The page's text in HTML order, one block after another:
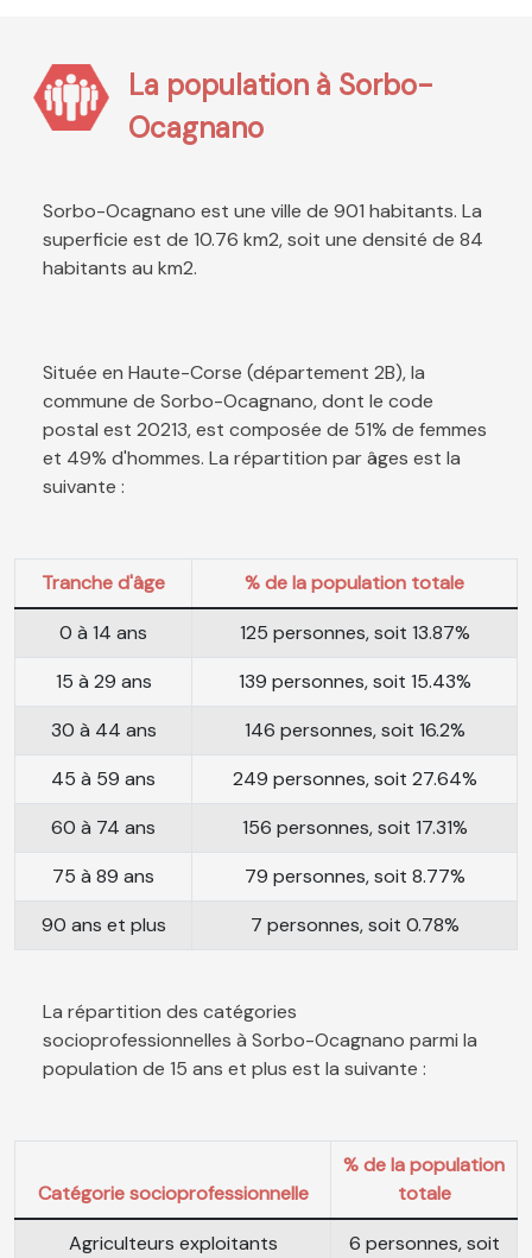
La population à Sorbo-
Ocagnano
Sorbo-Ocagnano est une ville de 901 habitants. La
superficie est de 10.76 km2, soit une densité de 84
habitants au km2.
Située en Haute-Corse (département 2B), la
commune de Sorbo-Ocagnano, dont le code
postal est 20213, est composée de 51% de femmes
et 49% d'hommes. La répartition par âges est la
suivante :
Tranche d'âge
% de la population totale
0 à 14 ans
125 personnes, soit 13.87%
15 à 29 ans
139 personnes, soit 15.43%
30 à 44 ans
146 personnes, soit 16.2%
45 à 59 ans
249 personnes, soit 27.64%
60 à 74 ans
156 personnes, soit 17.31%
75 à 89 ans
79 personnes, soit 8.77%
90 ans et plus
7 personnes, soit 0.78%
La répartition des catégories
socioprofessionnelles à Sorbo-Ocagnano parmi la
population de 15 ans et plus est la suivante :
Catégorie socioprofessionnelle
% de la population
totale
Agriculteurs exploitants
6 personnes, soit